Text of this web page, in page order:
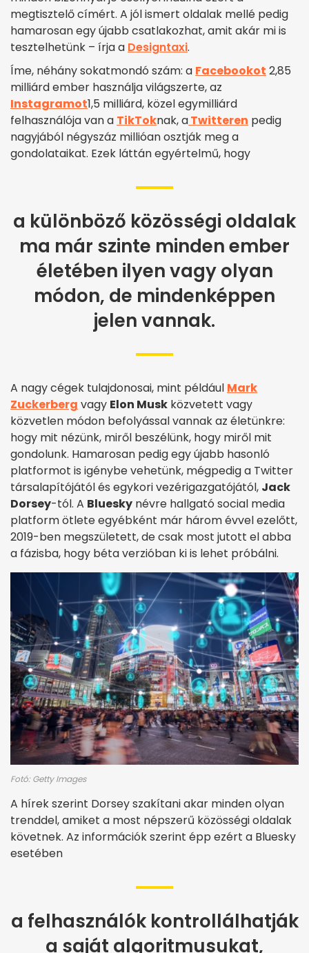
megtisztelő címért. A jól ismert oldalak mellé pedig
hamarosan egy újabb csatlakozhat, amit akár mi is
tesztelhetünk – írja a Designtaxi.
Íme, néhány sokatmondó szám: a Facebookot 2,85
milliárd ember használja világszerte, az
Instagramot1,5 milliárd, közel egymilliárd
felhasználója van a TikToknak, aTwitteren pedig
nagyjából négyszáz millióan osztják meg a
gondolataikat. Ezek láttán egyértelmű, hogy
a különböző közösségi oldalak
ma már szinte minden ember
életében ilyen vagy olyan
módon, de mindenképpen
jelen vannak.
A nagy cégek tulajdonosai, mint például Mark
Zuckerberg vagy Elon Musk közvetett vagy
közvetlen módon befolyással vannak az életünkre:
hogy mit nézünk, miről beszélünk, hogy miről mit
gondolunk. Hamarosan pedig egy újabb hasonló
platformot is igénybe vehetünk, mégpedig a Twitter
társalapítójától és egykori vezérigazgatójától, Jack
Dorsey-tól. A Bluesky névre hallgató social media
platform ötlete egyébként már három évvel ezelőtt,
2019-ben megszületett, de csak most jutott el abba
a fázisba, hogy béta verzióban ki is lehet próbálni.
Fotó: Getty Images
A hírek szerint Dorsey szakítani akar minden olyan
trenddel, amiket a most népszerű közösségi oldalak
követnek. Az információk szerint épp ezért a Bluesky
esetében
a felhasználók kontrollálhatják
a saját algoritmusukat,